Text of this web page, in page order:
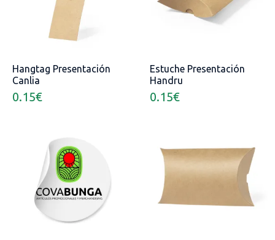
Hangtag Presentación
Canlia
0.15€
Estuche Presentación
Handru
0.15€